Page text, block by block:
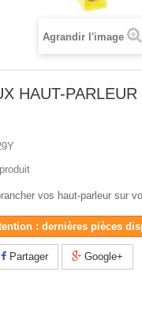
Agrandir l'image
HAUT-
vos haut-parleur sur
: dernières pièces
Partager Google+